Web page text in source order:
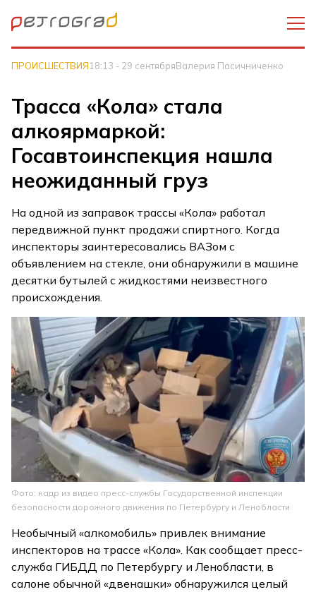
ПРОИСШЕСТВИЯ18:13 - 29 сентябряВалерия Пасичниченко
Трасса «Кола» стала
алкоярмаркой:
Госавтоинспекция нашла
неожиданный груз
На одной из заправок трассы «Кола» работал
передвижной пункт продажи спиртного. Когда
инспекторы заинтересовались ВАЗом с
объявлением на стекле, они обнаружили в машине
десятки бутылей с жидкостями неизвестного
происхождения.
Фото: кадр из видео пресс-службы Государственной инспекции
безопасности дорожного движения по Петербургу и Ленобласти
Необычный «алкомобиль» привлек внимание
инспекторов на трассе «Кола». Как сообщает пресс-
служба ГИБДД по Петербургу и Ленобласти, в
салоне обычной «двенашки» обнаружился целый